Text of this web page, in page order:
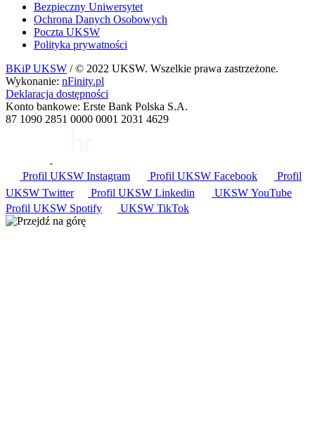
Bezpieczny Uniwersytet
Ochrona Danych Osobowych
Poczta UKSW
Polityka prywatności
BKiP UKSW / © 2022 UKSW. Wszelkie prawa zastrzeżone.
Wykonanie: nFinity.pl
Deklaracja dostępności
Konto bankowe: Erste Bank Polska S.A.
87 1090 2851 0000 0001 2031 4629
Profil UKSW Instagram Profil UKSW Facebook
Profil
UKSW Twitter Profil UKSW Linkedin UKSW YouTube
Profil UKSW Spotify UKSW TikTok